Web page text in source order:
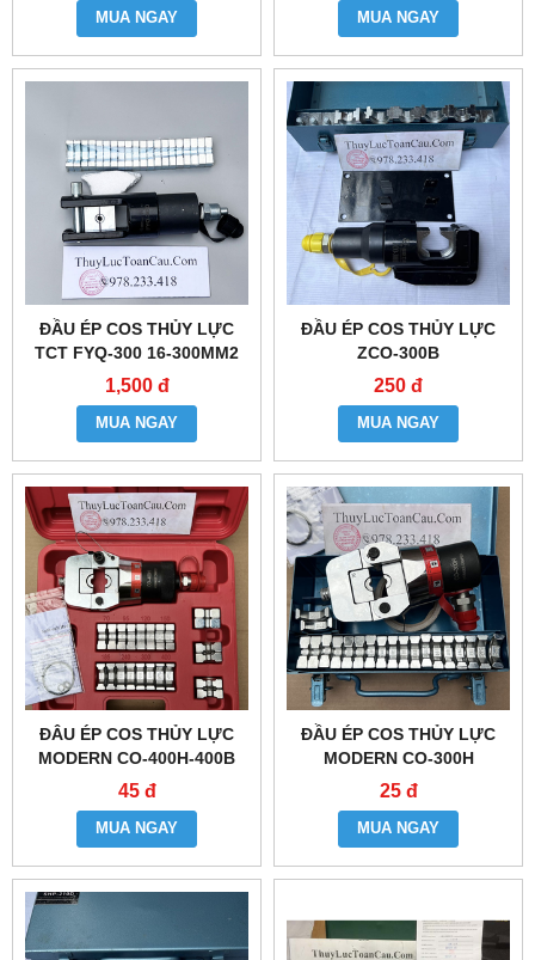
MUA NGAY MUA NGAY
ĐẦU ÉP COS THỦY LỰC
TCT FYQ-300 16-300MM2
1,500 đ
MUA NGAY
ĐẦU ÉP COS THỦY LỰC
ZCO-300B
250 đ
MUA NGAY
ĐÂU ÉP COS THỦY LỰC
MODERN CO-400H-400B
45 đ
MUA NGAY
ĐẦU ÉP COS THỦY LỰC
MODERN CO-300H
25 đ
MUA NGAY